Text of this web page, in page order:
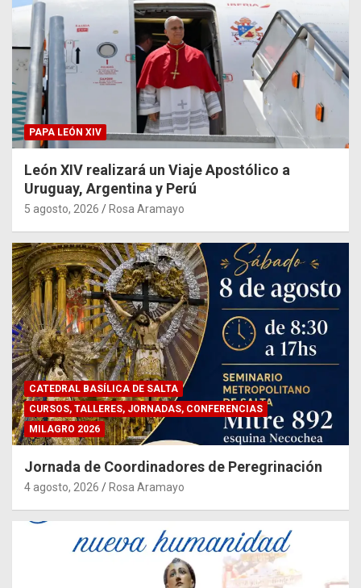
PAPA LEÓN XIV
León XIV realizará un Viaje Apostólico a
Uruguay, Argentina y Perú
5 agosto, 2026 Rosa Aramayo
CATEDRAL BASÍLICA DE SALTA
CURSOS, TALLERES, JORNADAS, CONFERENCIAS
MILAGRO 2026
Jornada de Coordinadores de Peregrinación
4 agosto, 2026 Rosa Aramayo